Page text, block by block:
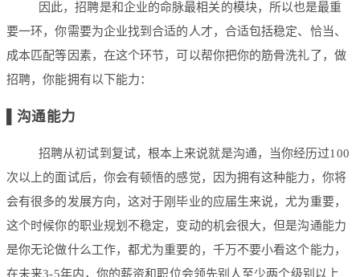
因此，招聘是和企业的命脉最相关的模块，所以也是最重
要一环，你需要为企业找到合适的人才，合适包括稳定、恰当、
成本匹配等因素，在这个环节，可以帮你把你的筋骨洗礼了，做
招聘，你能拥有以下能力：
▌沟通能力
招聘从初试到复试，根本上来说就是沟通，当你经历过100
次以上的面试后，你会有顿悟的感觉，因为拥有这种能力，你将
会有很多的发展方向，这对于刚毕业的应届生来说，尤为重要，
这个时候你的职业规划不稳定，变动的机会很大，但是沟通能力
是你无论做什么工作，都尤为重要的，千万不要小看这个能力，
在未来3-5年内，你的薪资和职位会领先别人至少两个级别以上